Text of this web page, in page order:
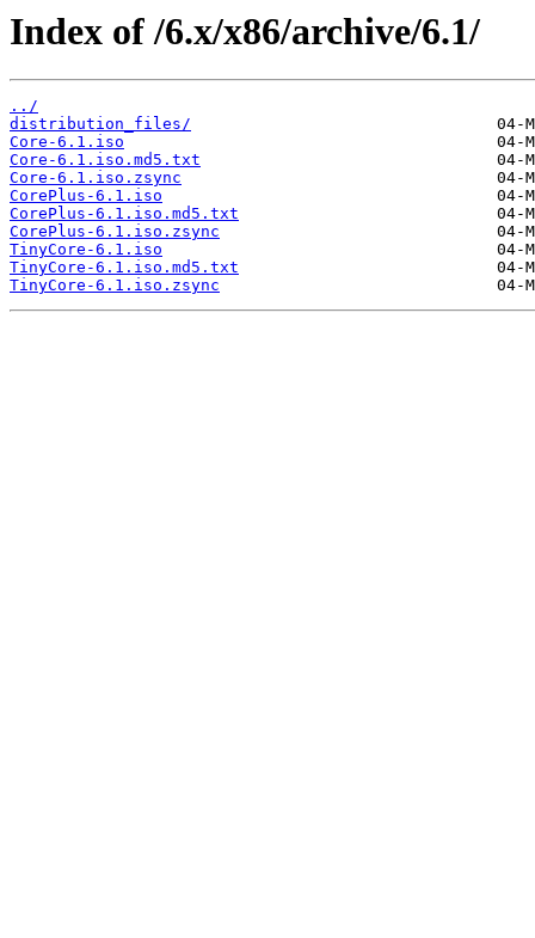
Index of /6.x/x86/archive/6.1/
../
distribution_files/
Core-6.1.iso
Core-6.1.iso.md5.txt
Core-6.1.iso.zsync
CorePlus-6.1.iso
CorePlus-6.1.iso.md5.txt
CorePlus-6.1.iso.zsync
TinyCore-6.1.iso
TinyCore-6.1.iso.md5.txt
TinyCore-6.1.iso.zsync